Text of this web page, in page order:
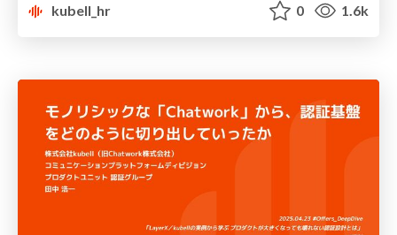
kubell_hr
0 1.6k